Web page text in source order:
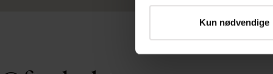
Kun nødvendige